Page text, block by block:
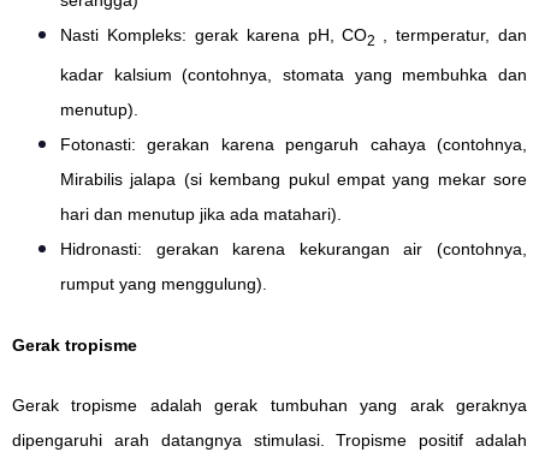
Nasti Kompleks: gerak karena pH, CO2 , termperatur, dan
kadar kalsium (contohnya, stomata yang membuhka dan
menutup).
Fotonasti: gerakan karena pengaruh cahaya (contohnya,
Mirabilis jalapa (si kembang pukul empat yang mekar sore
hari dan menutup jika ada matahari).
Hidronasti: gerakan karena kekurangan air (contohnya,
rumput yang menggulung).
Gerak tropisme
Gerak tropisme adalah gerak tumbuhan yang arak geraknya
dipengaruhi arah datangnya stimulasi. Tropisme positif adalah